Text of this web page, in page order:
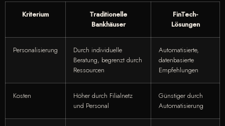
Kriterium
Traditionelle
Bankhäuser
FinTech-
Lösungen
Personalisierung
Durch individuelle
Beratung, begrenzt durch
Ressourcen
Automatisierte,
datenbasierte
Empfehlungen
Kosten
Höher durch Filialnetz
und Personal
Günstiger durch
Automatisierung